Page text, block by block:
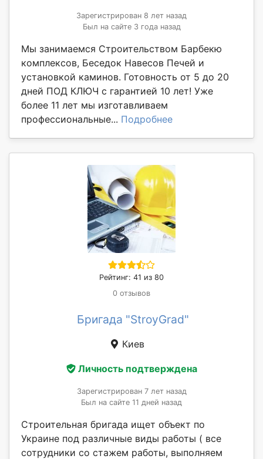
Зарегистрирован 8 лет назад
Был на сайте 3 года назад
Мы занимаемся Строительством Барбекю
комплексов, Беседок Навесов Печей и
установкой каминов. Готовность от 5 до 20
дней ПОД КЛЮЧ с гарантией 10 лет! Уже
более 11 лет мы изготавливаем
профессиональные... Подробнее
Рейтинг: 41 из 80
0 отзывов
Бригада "StroyGrad"
Киев
Личность подтверждена
Зарегистрирован 7 лет назад
Был на сайте 11 дней назад
Строительная бригада ищет объект по
Украине под различные виды работы ( все
сотрудники со стажем работы, выполняем